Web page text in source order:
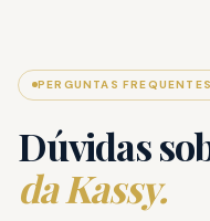
PERGUNTAS FREQUENTES
Dúvidas
da Kassy.